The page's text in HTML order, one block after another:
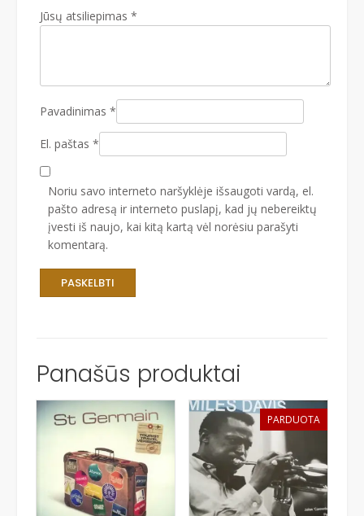
Jūsų atsiliepimas *
Pavadinimas *
El. paštas *
Noriu savo interneto naršyklėje išsaugoti vardą, el.
pašto adresą ir interneto puslapį, kad jų nebereiktų
įvesti iš naujo, kai kitą kartą vėl norėsiu parašyti
komentarą.
Panašūs produktai
PARDUOTA